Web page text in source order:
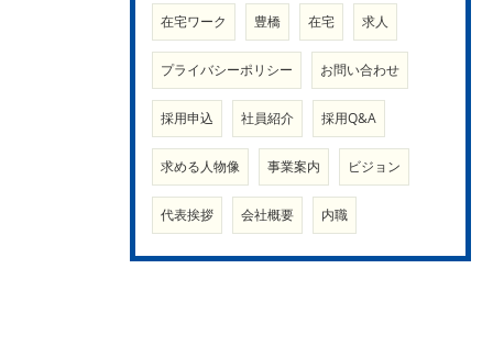
在宅ワーク 豊橋 在宅 求人
プライバシーポリシー お問い合わせ
採用申込 社員紹介 採用Q&A
求める人物像 事業案内 ビジョン
代表挨拶 会社概要 内職